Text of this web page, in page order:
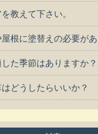
教えて下さい。
根に塗替えの必要が
た季節はありますか？
どうしたらいいか？
なる事や相談などが